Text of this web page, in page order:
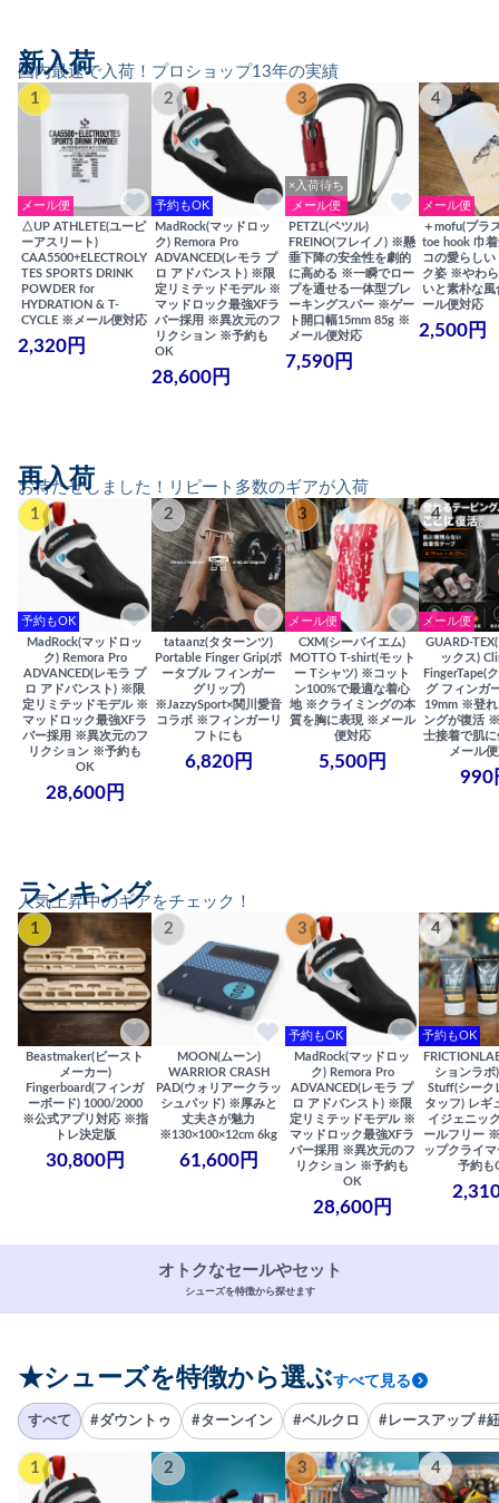
国内最速で入荷！プロショップ13年の実績
新入荷
1
メール便
△UP ATHLETE(ユーピ
ーアスリート)
CAA5500+ELECTROLY
TES SPORTS DRINK
POWDER for
HYDRATION & T-
CYCLE ※メール便対応
2,320円
2
予約もOK
MadRock(マッドロッ
ク) Remora Pro
ADVANCED(レモラ プ
ロ アドバンスト) ※限
定リミテッドモデル ※
マッドロック最強XFラ
バー採用 ※異次元のフ
リクション ※予約も
OK
28,600円
3
×入荷待ち
メール便
PETZL(ペツル)
FREINO(フレイノ) ※懸
垂下降の安全性を劇的
に高める ※一瞬でロー
プを通せる一体型ブレ
ーキングスパー ※ゲー
ト開口幅15mm 85g ※
メール便対応
7,590円
4
メール便
＋mofu(プラ
toe hook 巾
コの愛らしい
ク姿 ※やわ
いと素朴な
ール便対応
2,500円
お待たせしました！リピート多数のギアが入荷
再入荷
1
予約もOK
MadRock(マッドロッ
ク) Remora Pro
ADVANCED(レモラ プ
ロ アドバンスト) ※限
定リミテッドモデル ※
マッドロック最強XFラ
バー採用 ※異次元のフ
リクション ※予約も
OK
28,600円
2
tataanz(タターンツ)
Portable Finger Grip(ポ
ータブル フィンガー
グリップ)
※JazzySport×関川愛音
コラボ ※フィンガーリ
フトにも
6,820円
3
メール便
CXM(シーバイエム)
MOTTO T-shirt(モット
ー Tシャツ) ※コット
ン100%で最適な着心
地 ※クライミングの本
質を胸に表現 ※メール
便対応
5,500円
4
メール便
GUARD-
ックス)
FingerTape(
グ フィンガ
19mm ※登れ
ングが復活
士接着で肌
メール
990
人気上昇中のギアをチェック！
ランキング
1
Beastmaker(ビースト
メーカー)
Fingerboard(フィンガ
ーボード) 1000/2000
※公式アプリ対応 ※指
トレ決定版
30,800円
2
MOON(ムーン)
WARRIOR CRASH
PAD(ウォリアークラッ
シュパッド) ※厚みと
丈夫さが魅力
※130×100×12cm 6kg
61,600円
3
予約もOK
MadRock(マッドロッ
ク) Remora Pro
ADVANCED(レモラ プ
ロ アドバンスト) ※限
定リミテッドモデル ※
マッドロック最強XFラ
バー採用 ※異次元のフ
リクション ※予約も
OK
28,600円
4
予約もOK
ションラボ
Stuff(シーク
タッフ) レギ
イジェニッ
ールフリー
ップクライ
予約も
オトクなセールやセット
シューズを特徴から探せます
★シューズを特徴から選ぶすべて見る
すべて #ダウントゥ #ターンイン #ベルクロ #レースアップ #
1 2 3 4